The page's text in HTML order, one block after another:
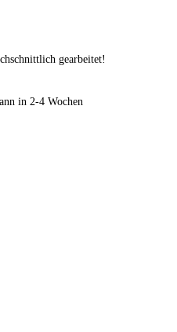
gearbeitet!
in 2-4 Wochen